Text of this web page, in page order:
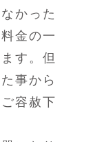
かった
金の一
す。但
事から
容赦下